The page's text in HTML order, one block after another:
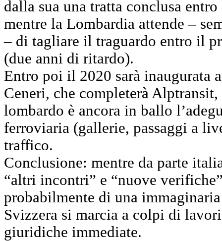
dalla sua una tratta conclusa
mentre la Lombardia attende –
– di tagliare il traguardo entro il
(due anni di ritardo).
Entro poi il 2020 sarà inaugurata
Ceneri, che completerà
lombardo è ancora in ballo
ferroviaria (gallerie, passaggi a
traffico.
Conclusione: mentre da parte
“altri incontri” e “nuove
probabilmente di una
Svizzera si marcia a colpi di
giuridiche immediate.